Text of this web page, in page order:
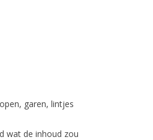
garen, lintjes
wat de inhoud zou